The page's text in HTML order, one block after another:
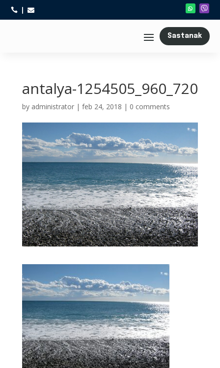
 
Sastanak
antalya-1254505_960_720
by administrator| feb 24, 2018 | 0 comments